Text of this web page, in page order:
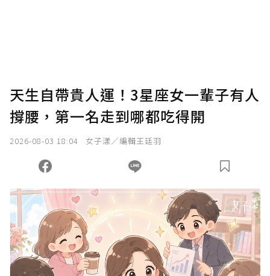
天生自帶貴人運！3星座女一輩子有人
撐腰，第一名走到哪都吃得開
2026-08-03 18:04 女子漾／編輯王廷羽